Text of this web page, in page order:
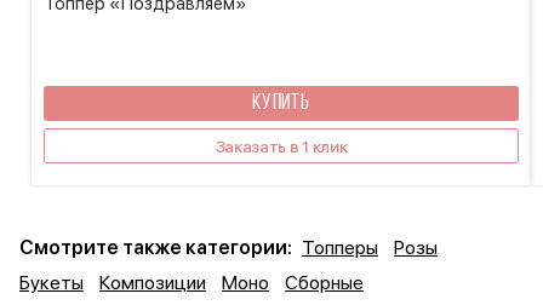
КУПИТЬ
Заказать в 1 клик
Смотрите также категории: Топперы
Розы
Букеты
Композиции Моно
Сборные